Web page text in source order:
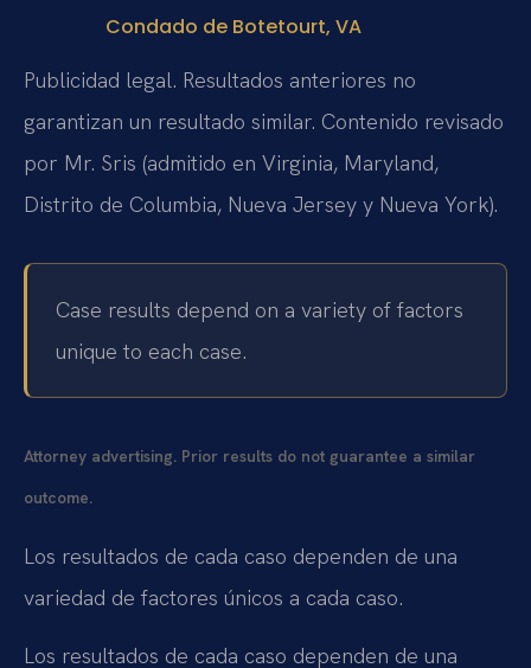
Condado de Botetourt, VA
Publicidad legal. Resultados anteriores no
garantizan un resultado similar. Contenido revisado
por Mr. Sris (admitido en Virginia, Maryland,
Distrito de Columbia, Nueva Jersey y Nueva York).
Case results depend on a variety of factors
unique to each case.
Attorney advertising. Prior results do not guarantee a similar
outcome.
Los resultados de cada caso dependen de una
variedad de factores únicos a cada caso.
Los resultados de cada caso dependen de una